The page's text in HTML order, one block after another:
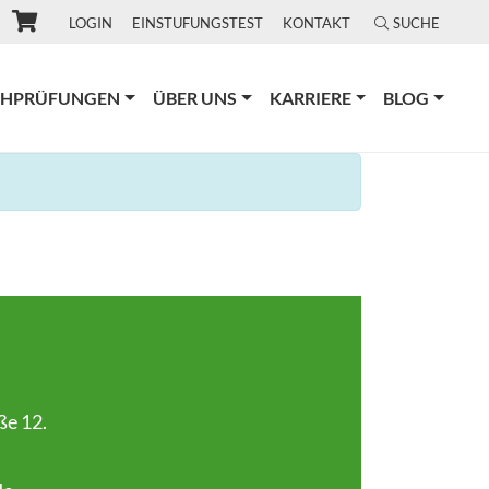
LOGIN EINSTUFUNGSTEST KONTAKT SUCHE
ÜBER UNS KARRIERE BLOG
12.